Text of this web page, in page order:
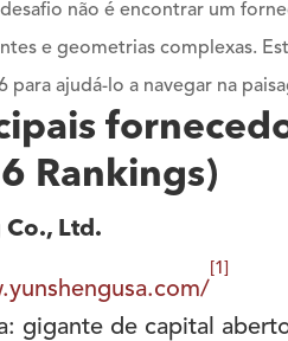
não é encontrar um
e geometrias complexas.
para ajudá-lo a navegar na
Rankings)
Co., Ltd.
[1]
gigante de capital